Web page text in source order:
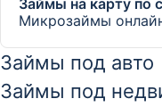
Займы на карту по
Микрозаймы
Займы под авто
Займы под